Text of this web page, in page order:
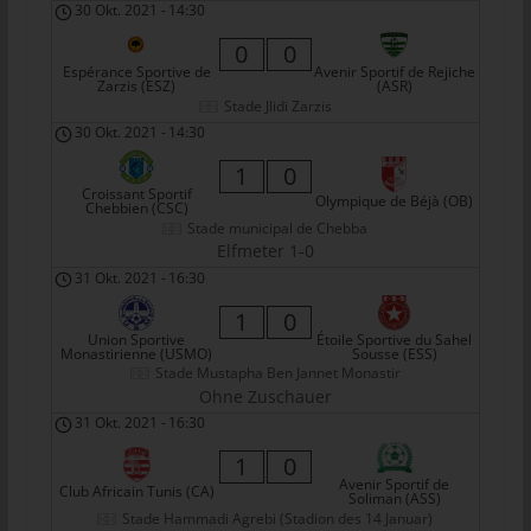
30 Okt. 2021 - 14:30
Espérance Sportive de
Zarzis (ESZ)
0 0
Avenir Sportif de Rejiche
(ASR)
Stade Jlidi Zarzis
30 Okt. 2021 - 14:30
Croissant Sportif
Chebbien (CSC)
1 0
Olympique de Béjà (OB)
Stade municipal de Chebba
Elfmeter 1-0
31 Okt. 2021 - 16:30
Union Sportive
Monastirienne (USMO)
1 0
Étoile Sportive du Sahel
Sousse (ESS)
Stade Mustapha Ben Jannet Monastir
Ohne Zuschauer
31 Okt. 2021 - 16:30
Club Africain Tunis (CA)
1 0
Avenir Sportif de
Soliman (ASS)
Stade Hammadi Agrebi (Stadion des 14 Januar)
tunesienfussball.de
Rue 2 Mars
4022 Akouda - Tunesien
Telefon: +216 216 16 616
Cookies
Die Internetseiten verwenden Cookies. Cookies sind
Textdateien, welche über einen Internetbrowser auf einem
Computersystem abgelegt und gespeichert werden.
Zahlreiche Internetseiten und Server verwenden Cookies. Viele
Cookies enthalten eine sogenannte Cookie-ID. Eine Cookie-ID
ist eine eindeutige Kennung des Cookies. Sie besteht aus einer
Zeichenfolge, durch welche Internetseiten und Server dem
konkreten Internetbrowser zugeordnet werden können, in dem